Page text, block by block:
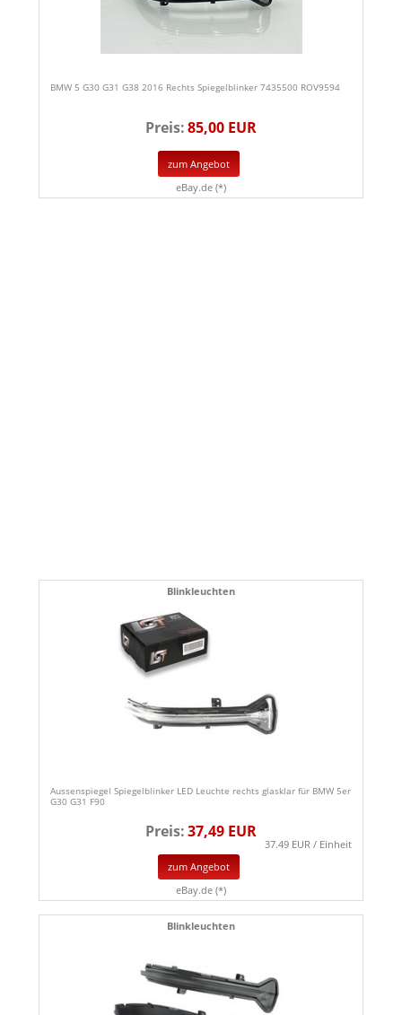
BMW 5 G30 G31 G38 2016 Rechts Spiegelblinker 7435500 ROV9594
Preis:85,00 EUR
zum Angebot
eBay.de (*)
Blinkleuchten
Aussenspiegel Spiegelblinker LED Leuchte rechts glasklar für BMW 5er
G30 G31 F90
Preis:37,49 EUR
37.49 EUR / Einheit
zum Angebot
eBay.de (*)
Blinkleuchten